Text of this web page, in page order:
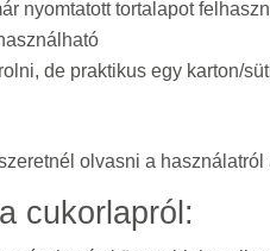
nyomtatott tortalapot
de praktikus egy karton/
olvasni a
cukorlapról: